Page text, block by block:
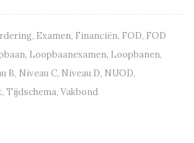
, Examen, Financiën, FOD, FOD
, Loopbaanexamen, Loopbanen,
B, Niveau C, Niveau D, NUOD,
, Tijdschema, Vakbond